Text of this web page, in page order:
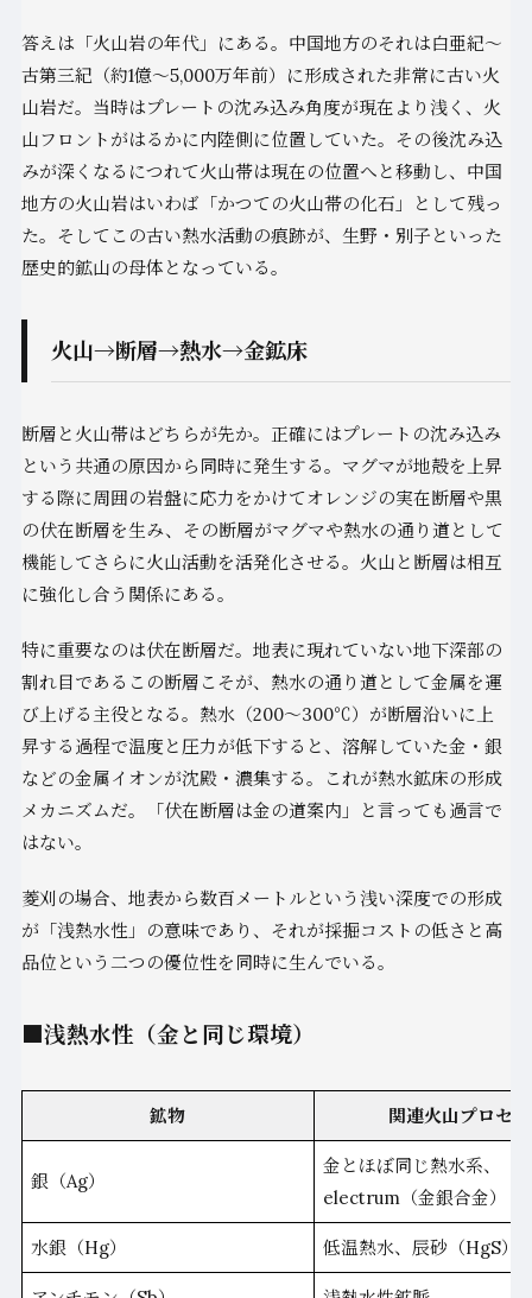
答えは「火山岩の年代」にある。中国地方のそれは白亜紀〜
古第三紀（約1億〜5,000万年前）に形成された非常に古い火
山岩だ。当時はプレートの沈み込み角度が現在より浅く、火
山フロントがはるかに内陸側に位置していた。その後沈み込
みが深くなるにつれて火山帯は現在の位置へと移動し、中国
地方の火山岩はいわば「かつての火山帯の化石」として残っ
た。そしてこの古い熱水活動の痕跡が、生野・別子といった
歴史的鉱山の母体となっている。
火山→断層→熱水→金鉱床
断層と火山帯はどちらが先か。正確にはプレートの沈み込み
という共通の原因から同時に発生する。マグマが地殻を上昇
する際に周囲の岩盤に応力をかけてオレンジの実在断層や黒
の伏在断層を生み、その断層がマグマや熱水の通り道として
機能してさらに火山活動を活発化させる。火山と断層は相互
に強化し合う関係にある。
特に重要なのは伏在断層だ。地表に現れていない地下深部の
割れ目であるこの断層こそが、熱水の通り道として金属を運
び上げる主役となる。熱水（200〜300℃）が断層沿いに上
昇する過程で温度と圧力が低下すると、溶解していた金・銀
などの金属イオンが沈殿・濃集する。これが熱水鉱床の形成
メカニズムだ。「伏在断層は金の道案内」と言っても過言で
はない。
菱刈の場合、地表から数百メートルという浅い深度での形成
が「浅熱水性」の意味であり、それが採掘コストの低さと高
品位という二つの優位性を同時に生んでいる。
■浅熱水性（金と同じ環境）
鉱物 関連火山プロセス
銀（Ag）
金とほぼ同じ熱水系、
electrum（金銀合金）と
水銀（Hg） 低温熱水、辰砂（HgS）